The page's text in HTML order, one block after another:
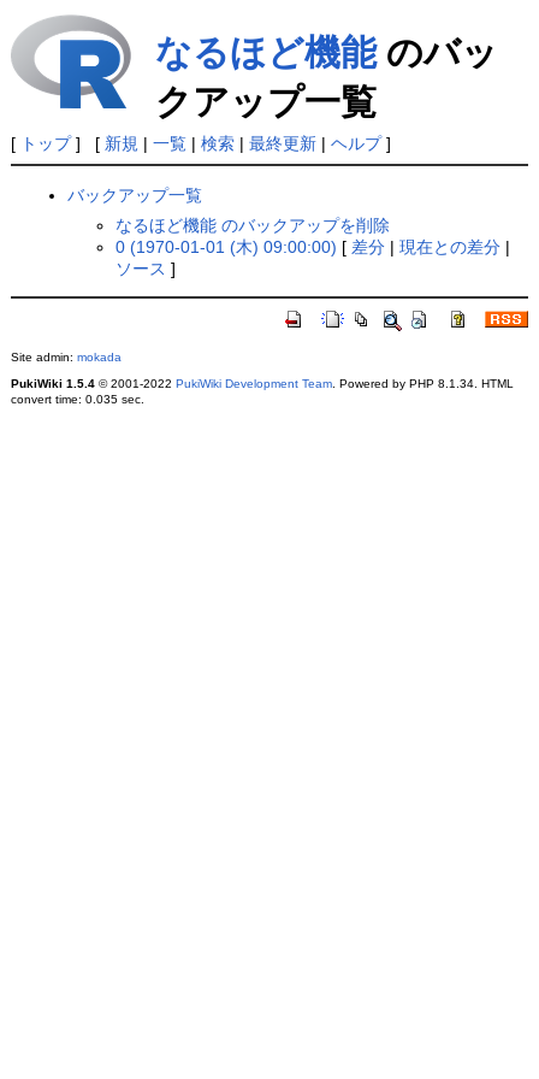
なるほど機能のバッ
クアップ一覧
[ トップ] [ 新規 | 一覧| 検索| 最終更新| ヘルプ]
バックアップ一覧
なるほど機能 のバックアップを削除
0 (1970-01-01 (木) 09:00:00) [ 差分 |現在との差分 |
ソース ]
Site admin: mokada
PukiWiki 1.5.4© 2001-2022 PukiWiki Development Team. Powered by PHP 8.1.34. HTML
convert time: 0.035 sec.